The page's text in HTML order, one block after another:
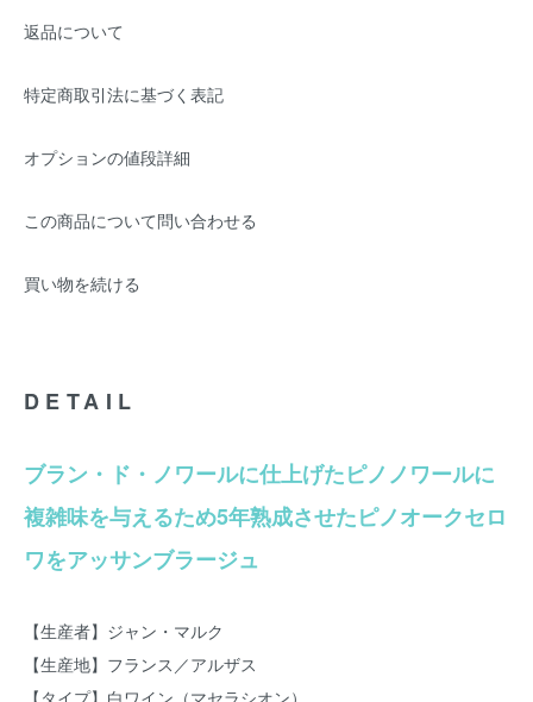
返品について
特定商取引法に基づく表記
オプションの値段詳細
この商品について問い合わせる
買い物を続ける
DETAIL
ブラン・ド・ノワールに仕上げたピノノワールに
複雑味を与えるため5年熟成させたピノオークセロ
ワをアッサンブラージュ
【生産者】ジャン・マルク
【生産地】フランス／アルザス
【タイプ】白ワイン（マセラシオン）